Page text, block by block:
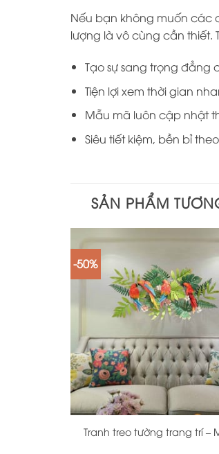
Nếu bạn không muốn các
lượng là vô cùng cần
Tạo sự sang trọng đẳng
Tiện lợi xem thời gian
Mẫu mã luôn cập nhật
Siêu tiết kiệm, bền bỉ
SẢN PHẨM
-50%
Tranh treo tường trang trí –